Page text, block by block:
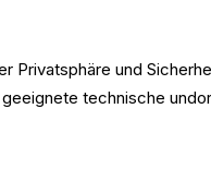
Privatsphäre und
technische